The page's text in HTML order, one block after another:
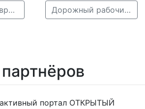
← Автомобиль врезался в пассажирский ПАЗ под Нижним Новгородом Дорожный рабочий, задавивший насмерть коллегу в Дзержинске, был пьян →
портал ОТКРЫТЫЙ